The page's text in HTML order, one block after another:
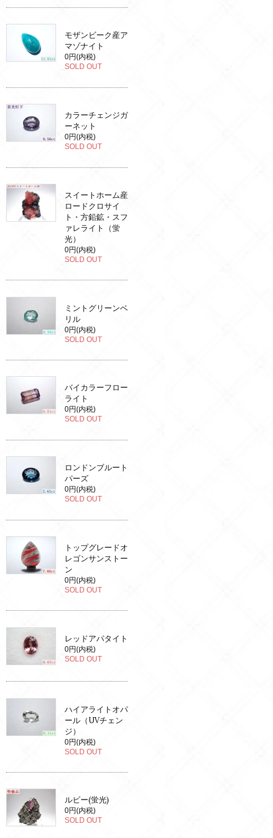
モザンビーク産ア
マゾナイト
0円(内税)
SOLD OUT
カラーチェンジガ
ーネット
0円(内税)
SOLD OUT
スイートホーム産
ロードクロサイ
ト・方鉛鉱・スフ
ァレライト（蛍
光）
0円(内税)
SOLD OUT
ミントグリーンベ
リル
0円(内税)
SOLD OUT
バイカラーフロー
ライト
0円(内税)
SOLD OUT
ロンドンブルート
パーズ
0円(内税)
SOLD OUT
トップグレードオ
レゴンサンストー
ン
0円(内税)
SOLD OUT
レッドアパタイト
0円(内税)
SOLD OUT
ハイアライトオパ
ール（UVチェン
ジ）
0円(内税)
SOLD OUT
ルビー(蛍光)
0円(内税)
SOLD OUT